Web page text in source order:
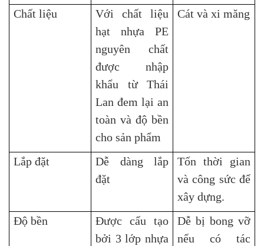
Chất liệu
Với chất liệu
hạt nhựa PE
nguyên chất
được nhập
khẩu từ Thái
Lan đem lại an
toàn và độ bền
cho sản phẩm
Cát và xi măng
Lắp đặt
Dễ dàng lắp
đặt
Tốn thời gian
và công sức để
xây dựng.
Độ bền
Được cấu tạo
bởi 3 lớp nhựa
Dễ bị bong vỡ
nếu có tác